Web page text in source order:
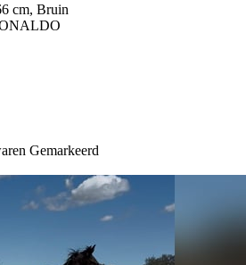
cm, Bruin
Gemarkeerd